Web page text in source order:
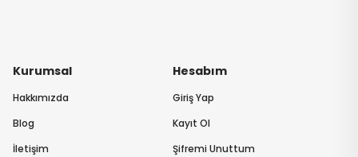
Kurumsal
Hakkımızda
Blog
İletişim
Hesabım
Giriş Yap
Kayıt Ol
Şifremi Unuttum